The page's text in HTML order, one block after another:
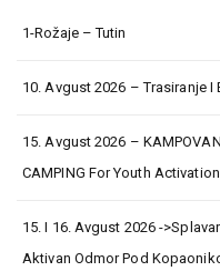
1-Rožaje – Tutin
10. Avgust 2026 – Trasiranje
15. Avgust 2026 –
CAMPING For Youth
15. I 16. Avgust 2026 -
Aktivan Odmor Pod